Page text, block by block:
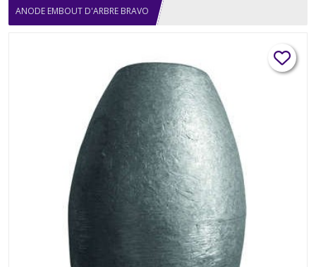
ANODE EMBOUT D'ARBRE BRAVO